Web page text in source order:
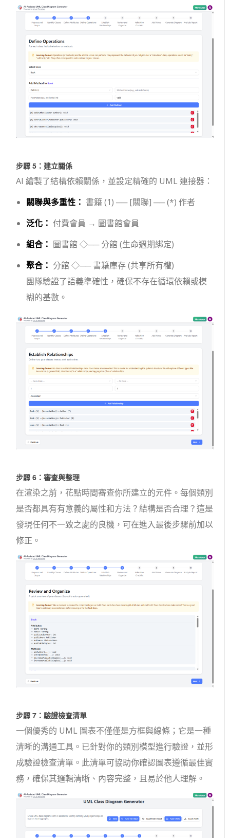
步驟 5：建立關係
AI 繪製了結構依賴關係，並設定精確的 UML 連接器：
關聯與多重性： 書籍 (1) ── [關聯] ── (*) 作者
泛化： 付費會員 → 圖書館會員
組合： 圖書館 ◇──分館 (生命週期綁定)
聚合： 分館 ◇──書籍庫存(共享所有權)
團隊驗證了語義準確性，確保不存在循環依賴或模
糊的基數。
步驟 6：審查與整理
在渲染之前，花點時間審查你所建立的元件。每個類別
是否都具有有意義的屬性和方法？結構是否合理？這是
發現任何不一致之處的良機，可在進入最後步驟前加以
修正。
步驟 7：驗證檢查清單
一個優秀的 UML 圖表不僅僅是方框與線條；它是一種
清晰的溝通工具。已針對你的類別模型進行驗證，並形
成驗證檢查清單。此清單可協助你確認圖表遵循最佳實
務，確保其邏輯清晰、內容完整，且易於他人理解。